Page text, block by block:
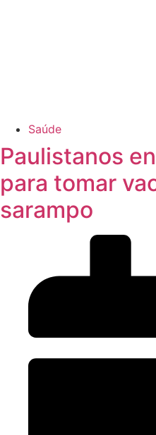
Saúde
Paulistanos
para tomar
sarampo